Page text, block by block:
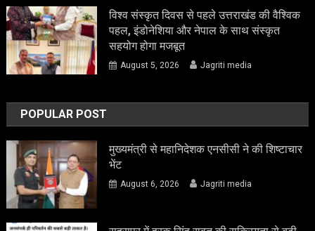
विश्व संस्कृत दिवस से पहले उत्तराखंड की वैश्विक
पहल, इंडोनेशिया और नेपाल के साथ संस्कृत
सहयोग होगा मजबूत
August 5, 2026 Jagriti media
POPULAR POST
मुख्यमंत्री से महानिदेशक एनसीसी ने की शिष्टाचार
भेंट
August 6, 2026 Jagriti media